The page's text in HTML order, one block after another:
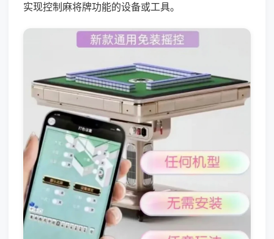
实现控制麻将牌功能的设备或工具。